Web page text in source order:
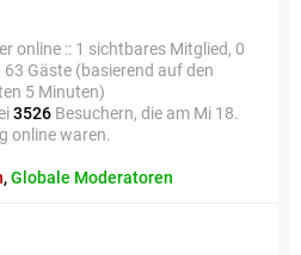
online :: 1 sichtbares Mitglied, 0
Gäste (basierend auf den
5 Minuten)
3526 Besuchern, die am Mi 18.
online waren.
,Globale Moderatoren